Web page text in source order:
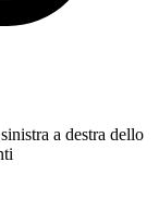
a destra dello